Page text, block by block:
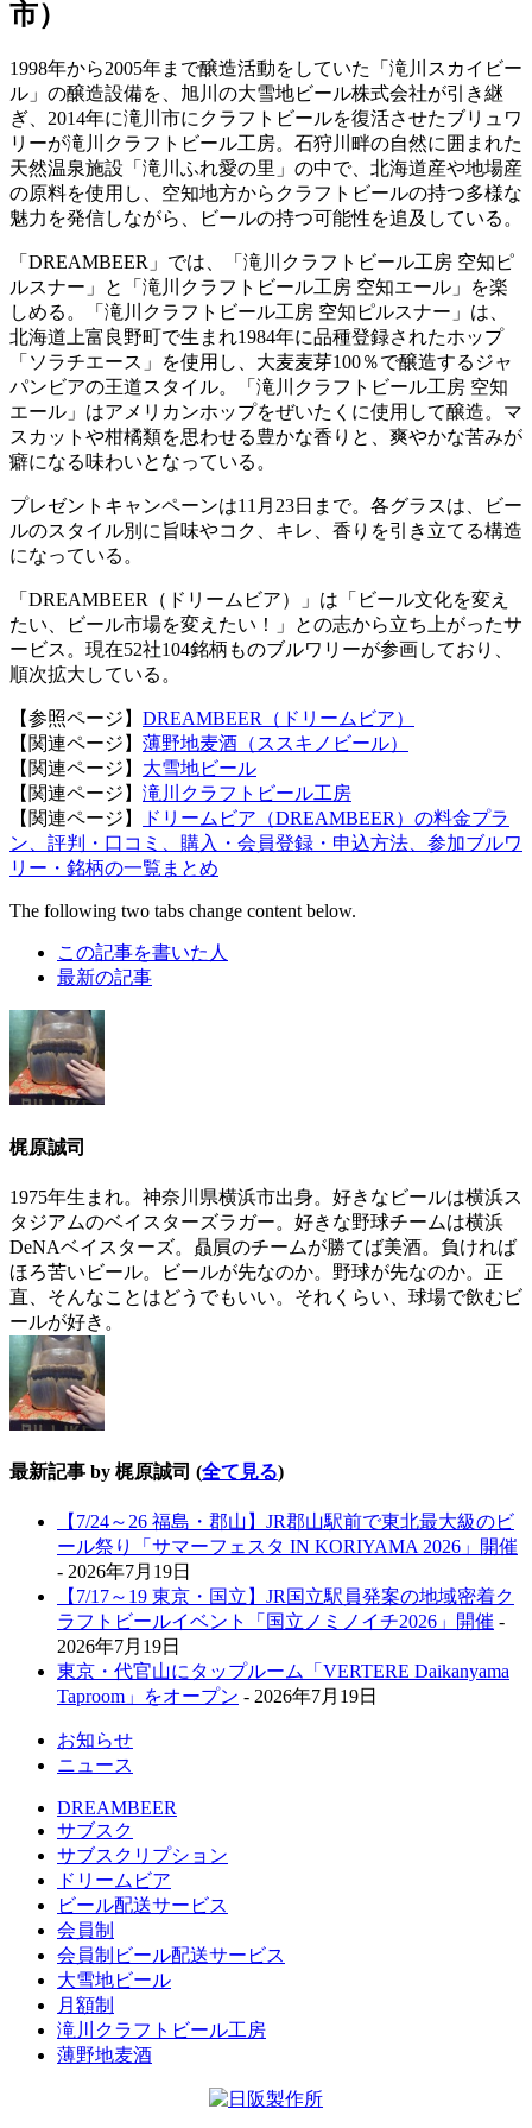
市）
1998年から2005年まで醸造活動をしていた「滝川スカイビー
ル」の醸造設備を、旭川の大雪地ビール株式会社が引き継
ぎ、2014年に滝川市にクラフトビールを復活させたブリュワ
リーが滝川クラフトビール工房。石狩川畔の自然に囲まれた
天然温泉施設「滝川ふれ愛の里」の中で、北海道産や地場産
の原料を使用し、空知地方からクラフトビールの持つ多様な
魅力を発信しながら、ビールの持つ可能性を追及している。
「DREAMBEER」では、「滝川クラフトビール工房 空知ピ
ルスナー」と「滝川クラフトビール工房 空知エール」を楽
しめる。「滝川クラフトビール工房 空知ピルスナー」は、
北海道上富良野町で生まれ1984年に品種登録されたホップ
「ソラチエース」を使用し、大麦麦芽100％で醸造するジャ
パンビアの王道スタイル。「滝川クラフトビール工房 空知
エール」はアメリカンホップをぜいたくに使用して醸造。マ
スカットや柑橘類を思わせる豊かな香りと、爽やかな苦みが
癖になる味わいとなっている。
プレゼントキャンペーンは11月23日まで。各グラスは、ビー
ルのスタイル別に旨味やコク、キレ、香りを引き立てる構造
になっている。
「DREAMBEER（ドリームビア）」は「ビール文化を変え
たい、ビール市場を変えたい！」との志から立ち上がったサ
ービス。現在52社104銘柄ものブルワリーが参画しており、
順次拡大している。
【参照ページ】 DREAMBEER（ドリームビア）
【関連ページ】 薄野地麦酒（ススキノビール）
【関連ページ】 大雪地ビール
【関連ページ】 滝川クラフトビール工房
【関連ページ】
ドリームビア（DREAMBEER）の料金プラ
ン、評判・口コミ、購入・会員登録・申込方法、参加ブルワ
リー・銘柄の一覧まとめ
The following two tabs change content below.
この記事を書いた人
最新の記事
梶原誠司
1975年生まれ。神奈川県横浜市出身。好きなビールは横浜ス
タジアムのベイスターズラガー。好きな野球チームは横浜
DeNAベイスターズ。贔屓のチームが勝てば美酒。負ければ
ほろ苦いビール。ビールが先なのか。野球が先なのか。正
直、そんなことはどうでもいい。それくらい、球場で飲むビ
ールが好き。
最新記事 by 梶原誠司 (全て見る)
【7/24～26 福島・郡山】JR郡山駅前で東北最大級のビ
ール祭り「サマーフェスタ IN KORIYAMA 2026」開催
- 2026年7月19日
【7/17～19 東京・国立】JR国立駅員発案の地域密着ク
ラフトビールイベント「国立ノミノイチ2026」開催 -
2026年7月19日
東京・代官山にタップルーム「VERTERE Daikanyama
Taproom」をオープン - 2026年7月19日
お知らせ
ニュース
DREAMBEER
サブスク
サブスクリプション
ドリームビア
ビール配送サービス
会員制
会員制ビール配送サービス
大雪地ビール
月額制
滝川クラフトビール工房
薄野地麦酒